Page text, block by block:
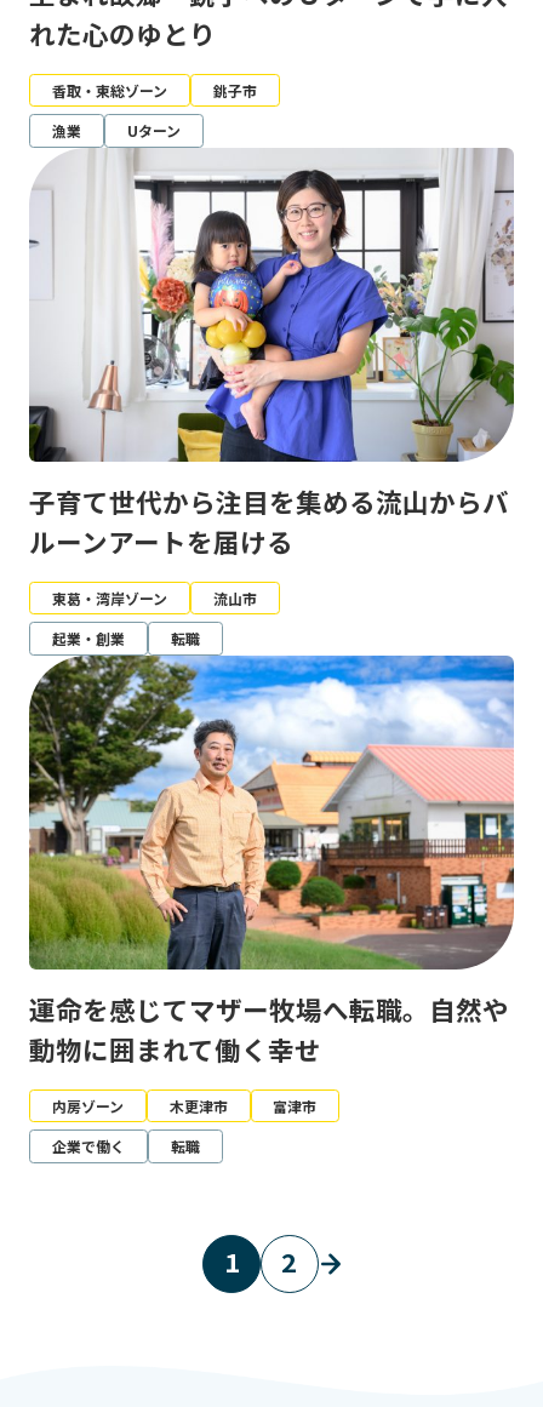
れた心のゆとり
香取・東総ゾーン
銚子市
漁業
Uターン
子育て世代から注目を集める流山からバ
ルーンアートを届ける
東葛・湾岸ゾーン
流山市
起業・創業
転職
運命を感じてマザー牧場へ転職。自然や
動物に囲まれて働く幸せ
内房ゾーン 木更津市
富津市
企業で働く
転職
1 2